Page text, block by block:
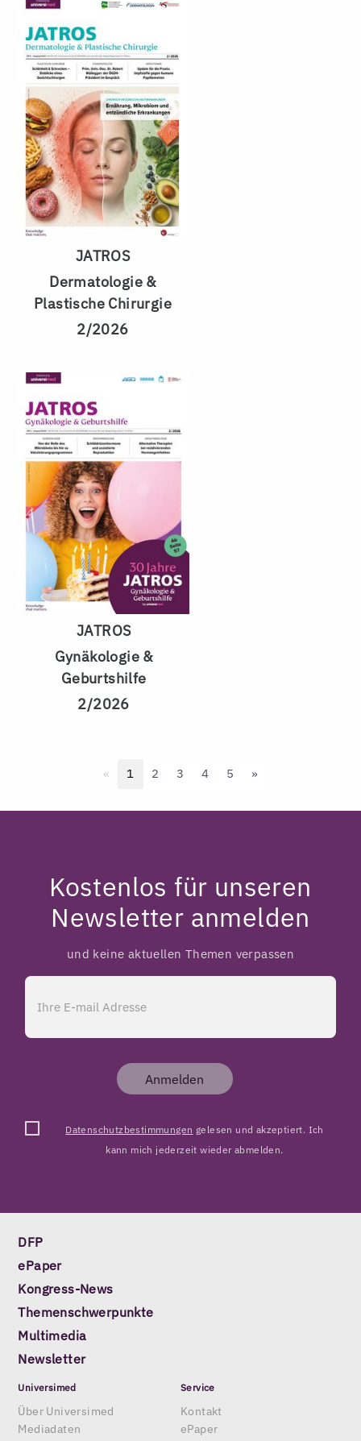
JATROS
Dermatologie &
Plastische Chirurgie
2/2026
JATROS
Gynäkologie &
Geburtshilfe
2/2026
«Previous
1 2 3 4 5 »
Kostenlos für unseren
Newsletter anmelden
und keine aktuellen Themen verpassen
Anmelden
Datenschutzbestimmungen gelesen und akzeptiert. Ich
kann mich jederzeit wieder abmelden.
DFP
ePaper
Kongress-News
Themenschwerpunkte
Multimedia
Newsletter
Universimed
Über Universimed
Mediadaten
Service
Kontakt
ePaper